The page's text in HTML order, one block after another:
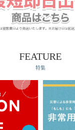
FEATURE
特集